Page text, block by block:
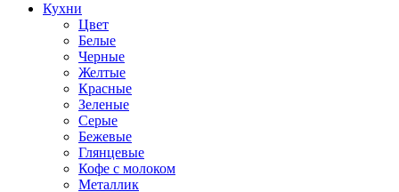
Кухни
Цвет
Белые
Черные
Желтые
Красные
Зеленые
Серые
Бежевые
Глянцевые
Кофе с молоком
Металлик